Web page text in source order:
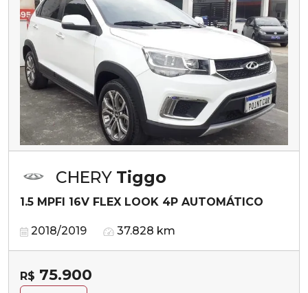
CHERY Tiggo
1.5 MPFI 16V FLEX LOOK 4P AUTOMÁTICO
2018/2019 37.828 km
R$ 75.900